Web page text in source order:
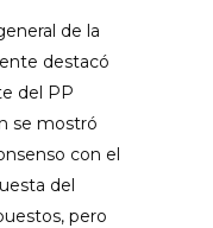
de la
destacó
del PP
se mostró
con el
del
pero